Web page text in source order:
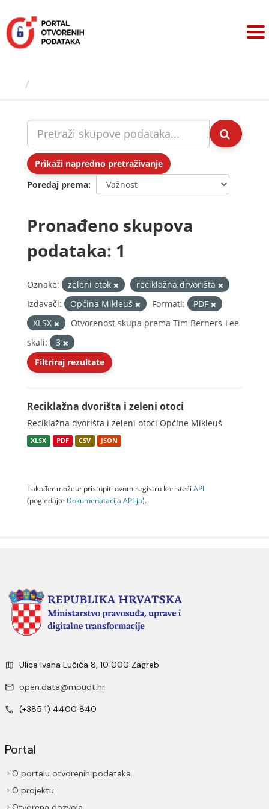
sadržaj
Prikaži napredno pretraživanje
Poredaj prema
Pronađeno skupova
podataka: 1
Oznake: zeleni otok
reciklažna drvorišta
Izdavači:
Općina Mikleuš Formati:
PDF
XLSX
Otvorenost skupa prema Tim Berners-Lee
skali:
3
Filtriraj rezultate
Reciklažna dvorišta i zeleni otoci
Reciklažna dvorišta i zeleni otoci Općine Mikleuš
XLSX PDF CSV JSON
Također možete pristupiti ovom registru koristeći API
(pogledajte Dokumenаtаcijа API-jа).